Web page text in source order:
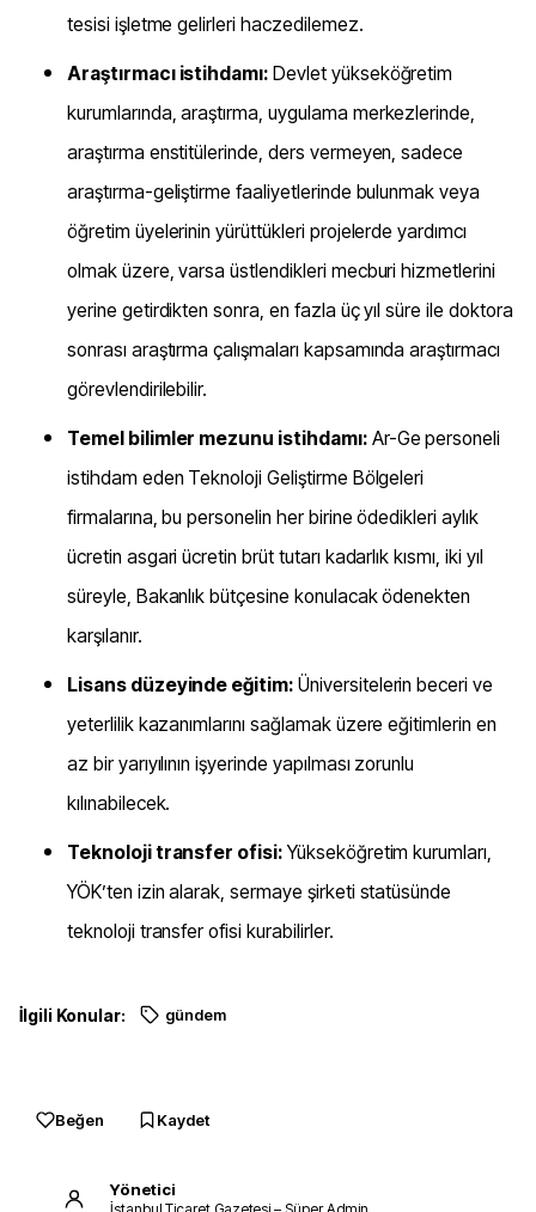
tesisi işletme gelirleri haczedilemez.
Araştırmacı istihdamı: Devlet yükseköğretim
kurumlarında, araştırma, uygulama merkezlerinde,
araştırma enstitülerinde, ders vermeyen, sadece
araştırma-geliştirme faaliyetlerinde bulunmak veya
öğretim üyelerinin yürüttükleri projelerde yardımcı
olmak üzere, varsa üstlendikleri mecburi hizmetlerini
yerine getirdikten sonra, en fazla üç yıl süre ile doktora
sonrası araştırma çalışmaları kapsamında araştırmacı
görevlendirilebilir.
Temel bilimler mezunu istihdamı:Ar-Ge personeli
istihdam eden Teknoloji Geliştirme Bölgeleri
firmalarına, bu personelin her birine ödedikleri aylık
ücretin asgari ücretin brüt tutarı kadarlık kısmı, iki yıl
süreyle, Bakanlık bütçesine konulacak ödenekten
karşılanır.
Lisans düzeyinde eğitim: Üniversitelerin beceri ve
yeterlilik kazanımlarını sağlamak üzere eğitimlerin en
az bir yarıyılının işyerinde yapılması zorunlu
kılınabilecek.
Teknoloji transfer ofisi:Yükseköğretim kurumları,
YÖK’ten izin alarak, sermaye şirketi statüsünde
teknoloji transfer ofisi kurabilirler.
İlgili Konular: gündem
Beğen Kaydet
Yönetici